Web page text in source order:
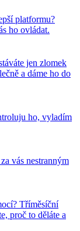
platformu?
ho ovládat.
jen zlomek
a dáme ho do
ho, vyladím
vás nestranným
Tříměsíční
proč to děláte a